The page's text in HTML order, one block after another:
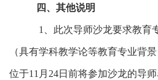
四、 其他说明
1、此次导师沙龙要求教育
（具有学科教学论等教育专业背景
位于11月24日前将参加沙龙的导